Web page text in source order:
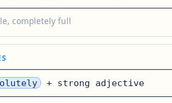
completely full
+ strong adjective